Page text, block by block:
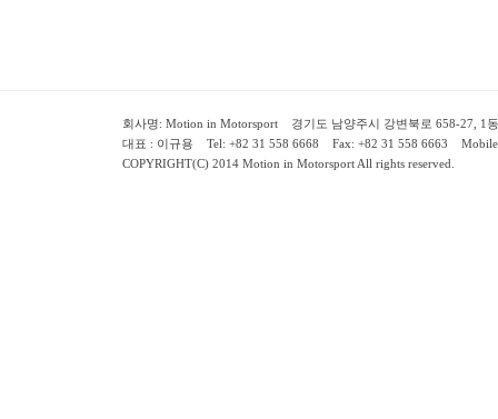
회사명: Motion in Motorsport 경기도 남양주시 강변북로 658-27, 1동
대표 : 이규용 Tel: +82 31 558 6668 Fax: +82 31 558 6663
COPYRIGHT(C) 2014 Motion in Motorsport All rights reserved.